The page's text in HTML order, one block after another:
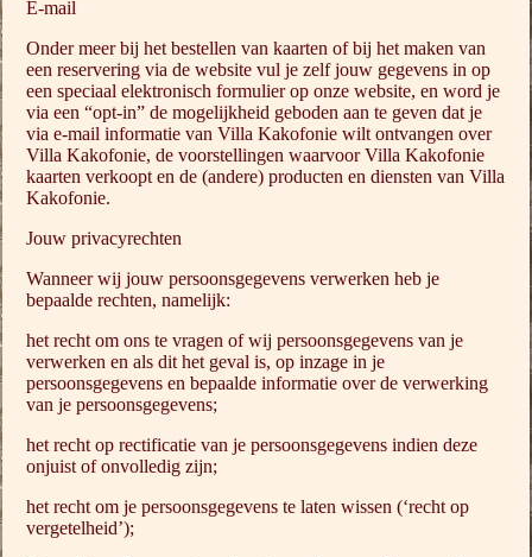
E-mail
Onder meer bij het bestellen van kaarten of bij het maken van
een reservering via de website vul je zelf jouw gegevens in op
een speciaal elektronisch formulier op onze website, en word je
via een “opt-in” de mogelijkheid geboden aan te geven dat je
via e-mail informatie van Villa Kakofonie wilt ontvangen over
Villa Kakofonie, de voorstellingen waarvoor Villa Kakofonie
kaarten verkoopt en de (andere) producten en diensten van Villa
Kakofonie.
Jouw privacyrechten
Wanneer wij jouw persoonsgegevens verwerken heb je
bepaalde rechten, namelijk:
het recht om ons te vragen of wij persoonsgegevens van je
verwerken en als dit het geval is, op inzage in je
persoonsgegevens en bepaalde informatie over de verwerking
van je persoonsgegevens;
het recht op rectificatie van je persoonsgegevens indien deze
onjuist of onvolledig zijn;
het recht om je persoonsgegevens te laten wissen (‘recht op
vergetelheid’);